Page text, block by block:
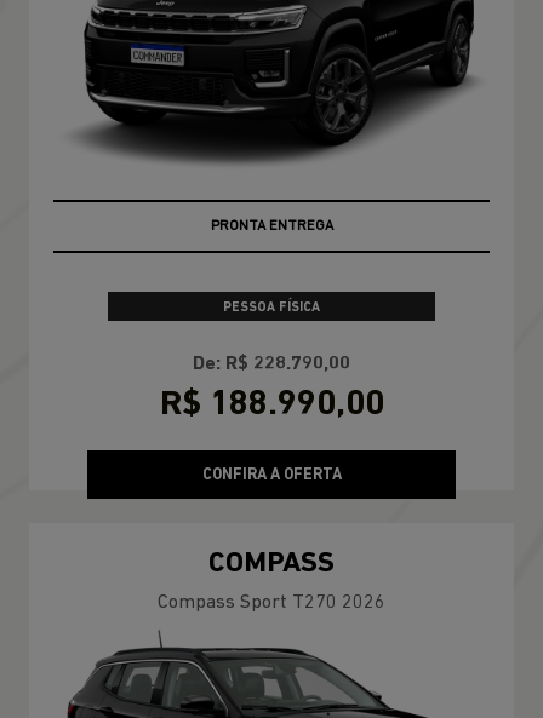
PRONTA ENTREGA
PESSOA FÍSICA
De: R$ 228.790,00
R$ 188.990,00
CONFIRA A OFERTA
COMPASS
Compass Sport T270 2026